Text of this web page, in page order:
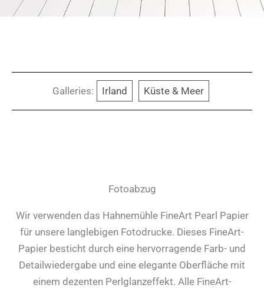
Galleries: Irland Küste & Meer
Fotoabzug
Wir verwenden das Hahnemühle FineArt Pearl Papier
für unsere langlebigen Fotodrucke. Dieses FineArt-
Papier besticht durch eine hervorragende Farb- und
Detailwiedergabe und eine elegante Oberfläche mit
einem dezenten Perlglanzeffekt. Alle FineArt-